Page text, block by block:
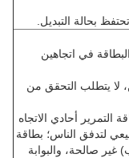
بحالة التبديل.
في اتجاهين
لا يتطلب التحقق من
التمرير أحادي الاتجاه
لتدفق الناس؛ بطاقة
غير صالحة، والبوابة